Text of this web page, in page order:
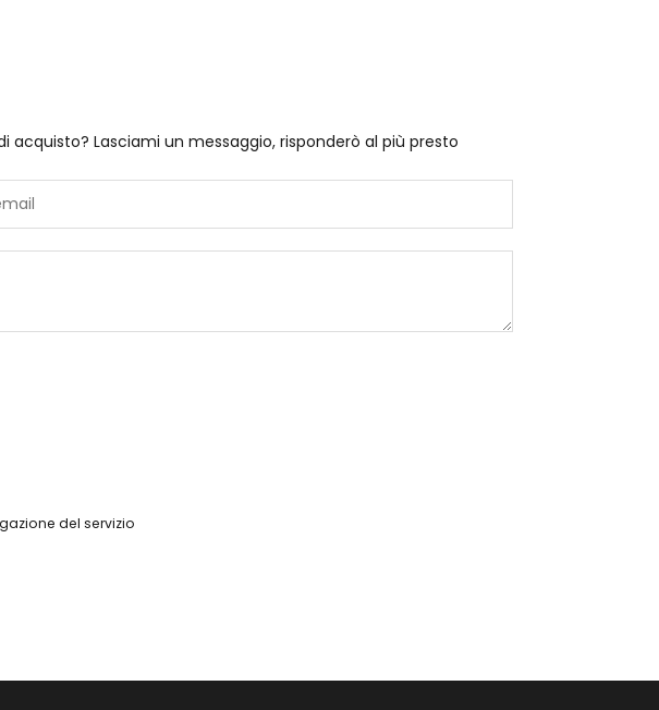
Lasciami un messaggio, risponderò al più presto
del servizio